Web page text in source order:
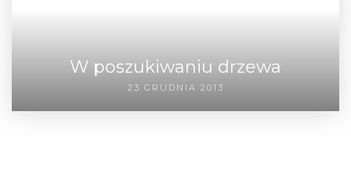
W poszukiwaniu drzewa
23 GRUDNIA 2013